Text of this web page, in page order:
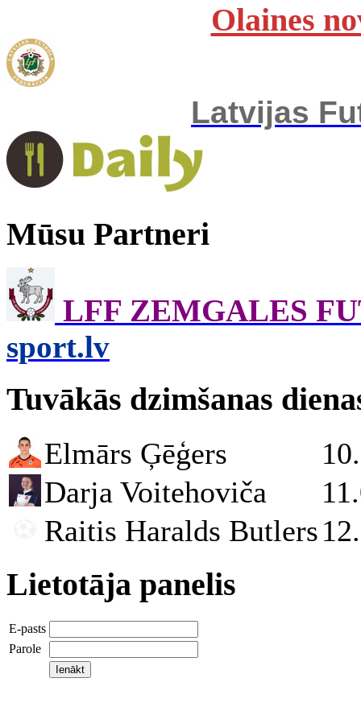
Olaines
Latvijas
Mūsu Partneri
LFF ZEMGALES
sport.lv
Tuvākās dzimšanas
Elmārs Ģēģers
Darja Voitehoviča
Raitis Haralds Butlers
Lietotāja panelis
E-pasts
Parole